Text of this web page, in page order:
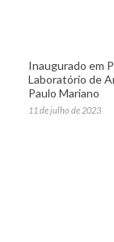
Inaugurado em
Laboratório de
Paulo Mariano
11 de julho de 2023